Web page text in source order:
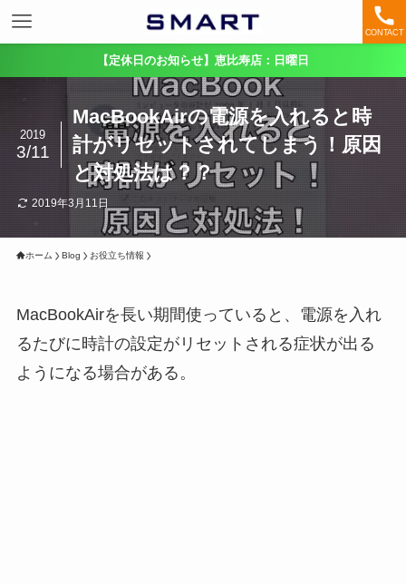
CONTACT
【定休日のお知らせ】恵比寿店：日曜日
MacBookAirの電源を入れると時
計がリセットされてしまう！原因
と対処法は？？
2019
3/11
2019年3月11日
ホーム Blog お役立ち情報
MacBookAirを長い期間使っていると、電源を入れ
るたびに時計の設定がリセットされる症状が出る
ようになる場合がある。